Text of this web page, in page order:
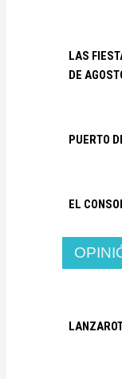
LAS
DE
PUERTO
EL